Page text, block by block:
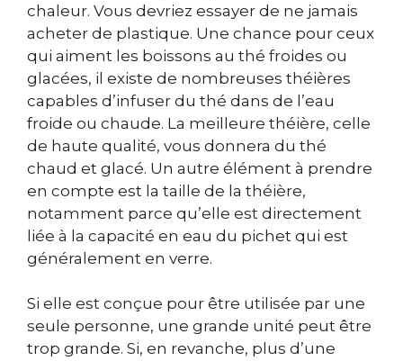
chaleur. Vous devriez essayer de ne jamais
acheter de plastique. Une chance pour ceux
qui aiment les boissons au thé froides ou
glacées, il existe de nombreuses théières
capables d’infuser du thé dans de l’eau
froide ou chaude. La meilleure théière, celle
de haute qualité, vous donnera du thé
chaud et glacé. Un autre élément à prendre
en compte est la taille de la théière,
notamment parce qu’elle est directement
liée à la capacité en eau du pichet qui est
généralement en verre.
Si elle est conçue pour être utilisée par une
seule personne, une grande unité peut être
trop grande. Si, en revanche, plus d’une